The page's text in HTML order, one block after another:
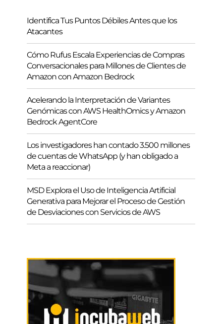
Identifica Tus Puntos Débiles Antes que los
Atacantes
Cómo Rufus Escala Experiencias de Compras
Conversacionales para Millones de Clientes de
Amazon con Amazon Bedrock
Acelerando la Interpretación de Variantes
Genómicas con AWS HealthOmics y Amazon
Bedrock AgentCore
Los investigadores han contado 3.500 millones
de cuentas de WhatsApp (y han obligado a
Meta a reaccionar)
MSD Explora el Uso de Inteligencia Artificial
Generativa para Mejorar el Proceso de Gestión
de Desviaciones con Servicios de AWS